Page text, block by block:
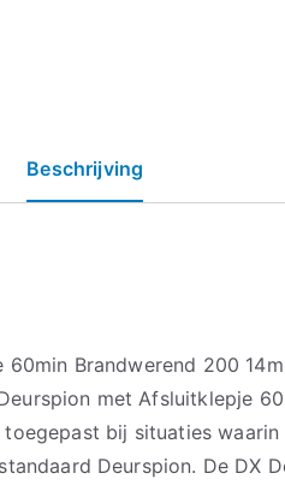
Beschrijving
Brandwerend 200
met Afsluitklepje
bij situaties waarin
Deurspion. De DX